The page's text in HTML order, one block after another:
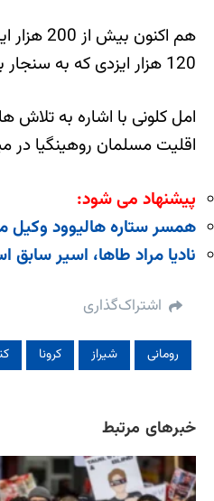
هم
120 هزار ایزدی که به سنجار بازگشته اند، به شدت نیازمند مراقبت های بهداشتی و درمانی، برق، سرپناه، آب سالم، مدرسه و غیره می باشند.
اقلیت مسلمان روهینگیا در
پیشنهاد می شود:
همسر ستاره هالیوود وکیل
نادیا مراد طاها، اسیر
اشتراک‌گذاری
رومانی شیراز کرونا
خبرهای مرتبط